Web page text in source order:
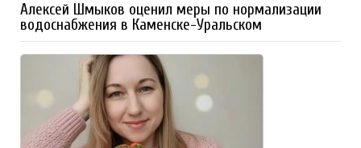
Алексей Шмыков оценил меры по нормализации
водоснабжения в Каменске-Уральском